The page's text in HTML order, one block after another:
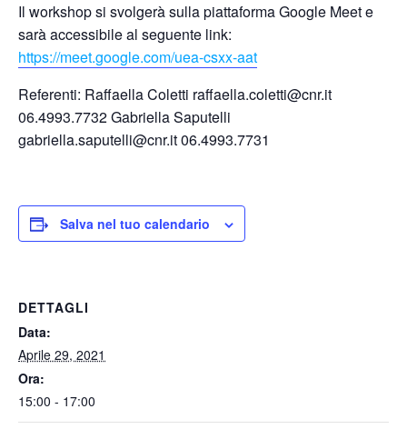
Il workshop si svolgerà sulla piattaforma Google Meet e
sarà accessibile al seguente link:
https://meet.google.com/uea-csxx-aat
Referenti: Raffaella Coletti raffaella.coletti@cnr.it
06.4993.7732 Gabriella Saputelli
gabriella.saputelli@cnr.it06.4993.7731
Salva nel tuo calendario
DETTAGLI
Data:
Aprile 29, 2021
Ora:
15:00 - 17:00